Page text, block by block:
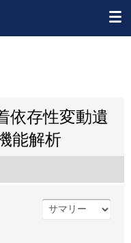
依存性変動遺
能解析